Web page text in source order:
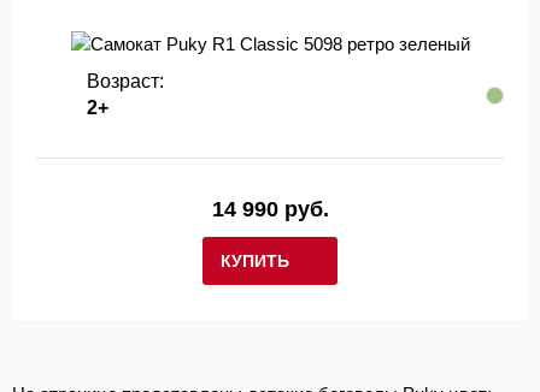
Возраст:
2+
КУПИТЬ
14 990 руб.